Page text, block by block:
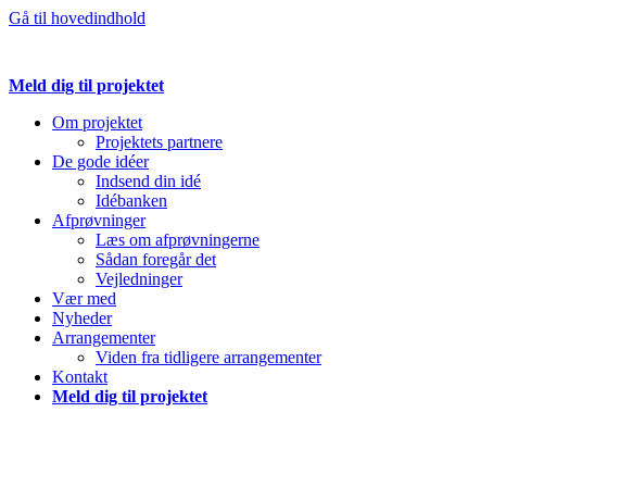
Gå til hovedindhold
Meld dig til projektet
Om projektet
Projektets partnere
De gode idéer
Indsend din idé
Idébanken
Afprøvninger
Læs om afprøvningerne
Sådan foregår det
Vejledninger
Vær med
Nyheder
Arrangementer
Viden fra tidligere arrangementer
Kontakt
Meld dig til projektet